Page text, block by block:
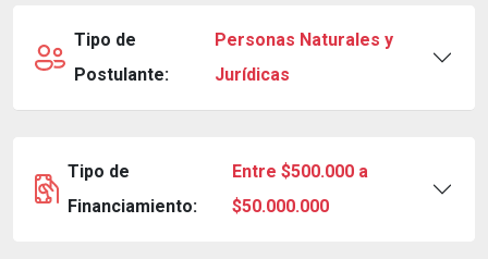
Tipo de
Postulante:
Personas Naturales y
Jurídicas
Tipo de
Financiamiento:
Entre $500.000 a
$50.000.000